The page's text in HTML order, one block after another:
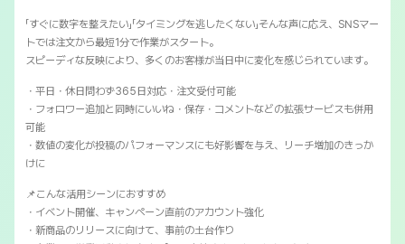
「すぐに数字を整えたい」「タイミングを逃したくない」そんな声に応え、SNSマー
トでは注文から最短1分で作業がスタート。
スピーディな反映により、多くのお客様が当日中に変化を感じられています。
・平日・休日問わず365日対応・注文受付可能
・フォロワー追加と同時にいいね・保存・コメントなどの拡張サービスも併用
可能
・数値の変化が投稿のパフォーマンスにも好影響を与え、リーチ増加のきっか
けに
📌こんな活用シーンにおすすめ
・イベント開催、キャンペーン直前のアカウント強化
・新商品のリリースに向けて、事前の土台作り